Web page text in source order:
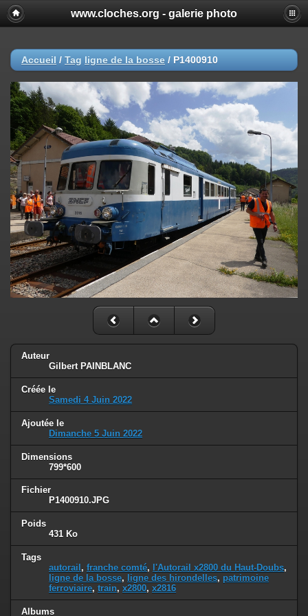
www.cloches.org - galerie photo
Accueil / Tag ligne de la bosse / P1400910
Auteur
Gilbert PAINBLANC
Créée le
Samedi 4 Juin 2022
Ajoutée le
Dimanche 5 Juin 2022
Dimensions
799*600
Fichier
P1400910.JPG
Poids
431 Ko
Tags
autorail , franche comté, l'Autorail x2800 du Haut-Doubs,
ligne de la bosse, ligne des hirondelles, patrimoine
ferroviaire, train, x2800, x2816
Albums